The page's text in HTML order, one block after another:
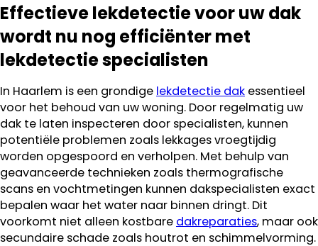
Effectieve lekdetectie voor uw dak
wordt nu nog efficiënter met
lekdetectie specialisten
In Haarlem is een grondige lekdetectie dak essentieel
voor het behoud van uw woning. Door regelmatig uw
dak te laten inspecteren door specialisten, kunnen
potentiële problemen zoals lekkages vroegtijdig
worden opgespoord en verholpen. Met behulp van
geavanceerde technieken zoals thermografische
scans en vochtmetingen kunnen dakspecialisten exact
bepalen waar het water naar binnen dringt. Dit
voorkomt niet alleen kostbare dakreparaties, maar ook
secundaire schade zoals houtrot en schimmelvorming.